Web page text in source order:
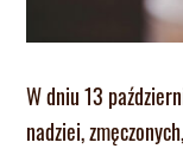
W dniu 13
nadziei,